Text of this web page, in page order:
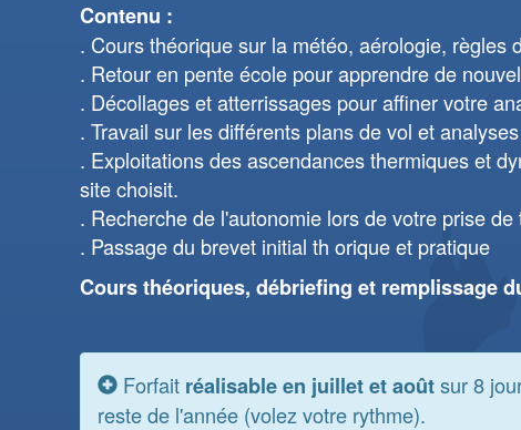
Contenu :
Cours théorique sur la météo, aérologie, règles
Retour en pente école pour apprendre de
Décollages et atterrissages pour affiner votre
Travail sur les différents plans de vol et
Exploitations des ascendances thermiques et
site choisit.
Recherche de l'autonomie lors de votre prise de
Passage du brevet initial th orique et pratique
Cours théoriques, débriefing et remplissage
Forfait réalisable en juillet et aoûtsur 8
reste de l'année (volez votre rythme).